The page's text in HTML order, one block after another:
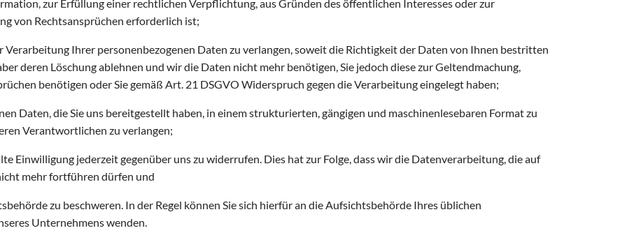
zur Erfüllung einer rechtlichen Verpflichtung, aus Gründen des öffentlichen Interesses oder zur
von Rechtsansprüchen erforderlich ist;
Verarbeitung Ihrer personenbezogenen Daten zu verlangen, soweit die Richtigkeit der Daten von Ihnen bestritten
deren Löschung ablehnen und wir die Daten nicht mehr benötigen, Sie jedoch diese zur Geltendmachung,
benötigen oder Sie gemäß Art. 21 DSGVO Widerspruch gegen die Verarbeitung eingelegt haben;
Daten, die Sie uns bereitgestellt haben, in einem strukturierten, gängigen und maschinenlesebaren Format zu
Verantwortlichen zu verlangen;
Einwilligung jederzeit gegenüber uns zu widerrufen. Dies hat zur Folge, dass wir die Datenverarbeitung, die auf
mehr fortführen dürfen und
zu beschweren. In der Regel können Sie sich hierfür an die Aufsichtsbehörde Ihres üblichen
Unternehmens wenden.